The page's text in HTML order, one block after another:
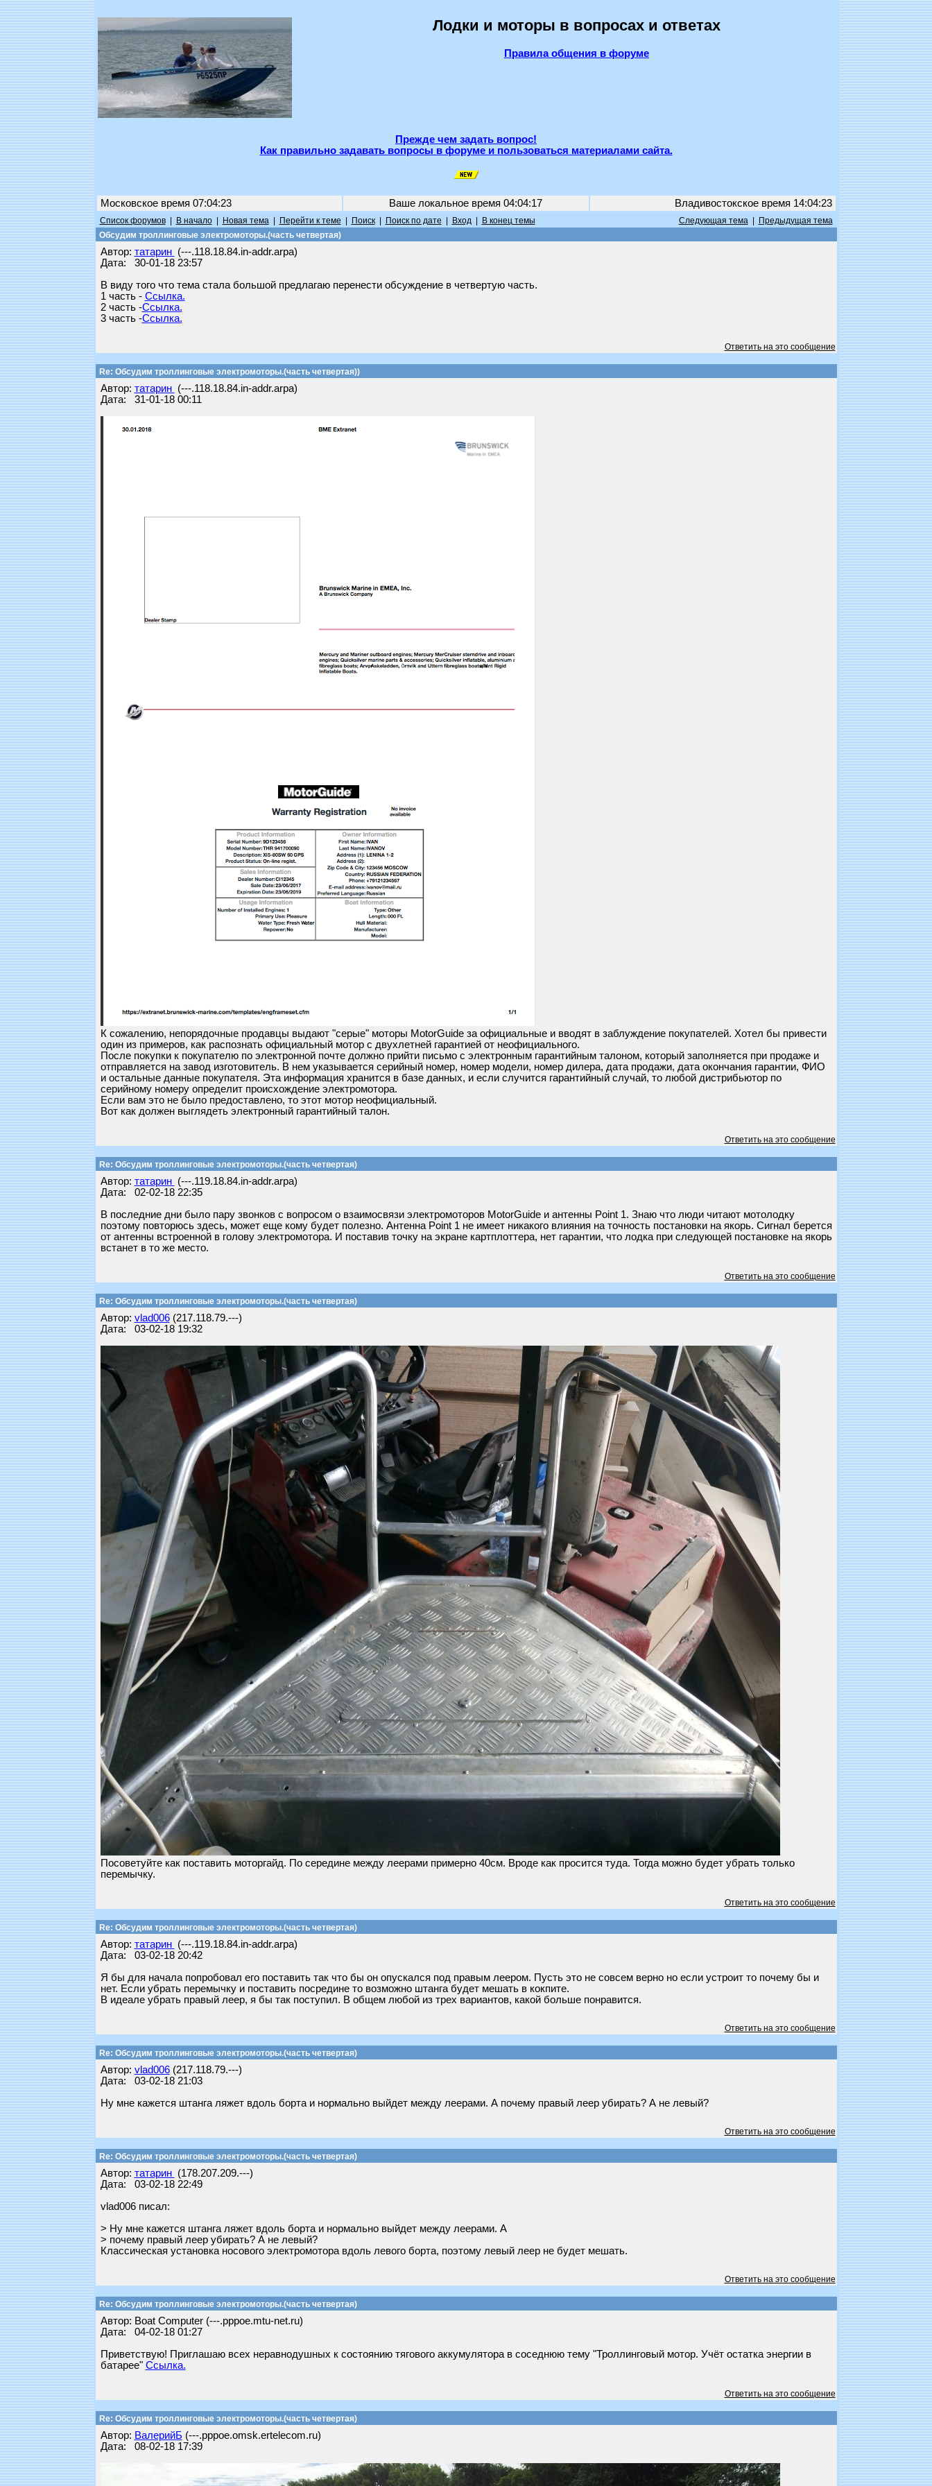
Лодки и моторы в вопросах и ответах
Правила общения в форуме
Прежде чем задать вопрос!
Как правильно задавать вопросы в форуме и пользоваться материалами сайта.
Московское время 07:04:23 Ваше локальное время 04:04:17 Владивостокское время 14:04:23
Список форумов| В начало| Новая тема| Перейти к теме Поиск| Поиск по дате Вход| В конец темы Следующая тема|
Предыдущая тема
Обсудим троллинговые электромоторы.(часть четвертая)
Автор: татарин (---.118.18.84.in-addr.arpa)
Дата: 30-01-18 23:57
В виду того что тема стала большой предлагаю перенести обсуждение в четвертую часть.
1 часть - Ссылка.
2 часть -Ссылка.
3 часть -Ссылка.
Ответить на это сообщение
Re: Обсудим троллинговые электромоторы.(часть четвертая))
Автор: татарин (---.118.18.84.in-addr.arpa)
Дата: 31-01-18 00:11
К сожалению, непорядочные продавцы выдают "серые" моторы MotorGuide за официальные и вводят в заблуждение покупателей. Хотел бы привести
один из примеров, как распознать официальный мотор с двухлетней гарантией от неофициального.
После покупки к покупателю по электронной почте должно прийти письмо с электронным гарантийным талоном, который заполняется при продаже и
отправляется на завод изготовитель. В нем указывается серийный номер, номер модели, номер дилера, дата продажи, дата окончания гарантии, ФИО
и остальные данные покупателя. Эта информация хранится в базе данных, и если случится гарантийный случай, то любой дистрибьютор по
серийному номеру определит происхождение электромотора.
Если вам это не было предоставлено, то этот мотор неофициальный.
Вот как должен выглядеть электронный гарантийный талон.
Ответить на это сообщение
Re: Обсудим троллинговые электромоторы.(часть четвертая)
Автор: татарин (---.119.18.84.in-addr.arpa)
Дата: 02-02-18 22:35
В последние дни было пару звонков с вопросом о взаимосвязи электромоторов MotorGuide и антенны Point 1. Знаю что люди читают мотолодку
поэтому повторюсь здесь, может еще кому будет полезно. Антенна Point 1 не имеет никакого влияния на точность постановки на якорь. Сигнал берется
от антенны встроенной в голову электромотора. И поставив точку на экране картплоттера, нет гарантии, что лодка при следующей постановке на якорь
встанет в то же место.
Ответить на это сообщение
Re: Обсудим троллинговые электромоторы.(часть четвертая)
Автор: vlad006(217.118.79.---)
Дата: 03-02-18 19:32
Посоветуйте как поставить моторгайд. По середине между леерами примерно 40см. Вроде как просится туда. Тогда можно будет убрать только
перемычку.
Ответить на это сообщение
Re: Обсудим троллинговые электромоторы.(часть четвертая)
Автор: татарин (---.119.18.84.in-addr.arpa)
Дата: 03-02-18 20:42
Я бы для начала попробовал его поставить так что бы он опускался под правым леером. Пусть это не совсем верно но если устроит то почему бы и
нет. Если убрать перемычку и поставить посредине то возможно штанга будет мешать в кокпите.
В идеале убрать правый леер, я бы так поступил. В общем любой из трех вариантов, какой больше понравится.
Ответить на это сообщение
Re: Обсудим троллинговые электромоторы.(часть четвертая)
Автор: vlad006(217.118.79.---)
Дата: 03-02-18 21:03
Ну мне кажется штанга ляжет вдоль борта и нормально выйдет между леерами. А почему правый леер убирать? А не левый?
Ответить на это сообщение
Re: Обсудим троллинговые электромоторы.(часть четвертая)
Автор: татарин (178.207.209.---)
Дата: 03-02-18 22:49
vlad006 писал:
> Ну мне кажется штанга ляжет вдоль борта и нормально выйдет между леерами. А
> почему правый леер убирать? А не левый?
Классическая установка носового электромотора вдоль левого борта, поэтому левый леер не будет мешать.
Ответить на это сообщение
Re: Обсудим троллинговые электромоторы.(часть четвертая)
Автор: Boat Computer (---.pppoe.mtu-net.ru)
Дата: 04-02-18 01:27
Приветствую! Приглашаю всех неравнодушных к состоянию тягового аккумулятора в соседнюю тему "Троллинговый мотор. Учёт остатка энергии в
батарее" Ссылка.
Ответить на это сообщение
Re: Обсудим троллинговые электромоторы.(часть четвертая)
Автор: ВалерийБ (---.pppoe.omsk.ertelecom.ru)
Дата: 08-02-18 17:39